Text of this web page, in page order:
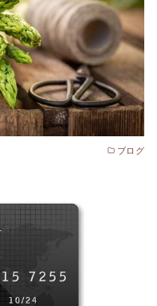
ブログ